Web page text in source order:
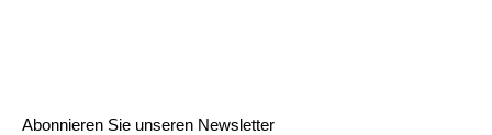
Abonnieren Sie unseren Newsletter